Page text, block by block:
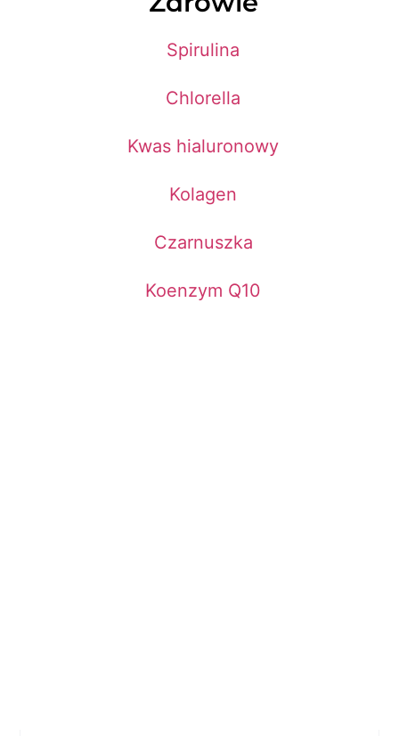
Spirulina
Chlorella
Kwas hialuronowy
Kolagen
Czarnuszka
Koenzym Q10